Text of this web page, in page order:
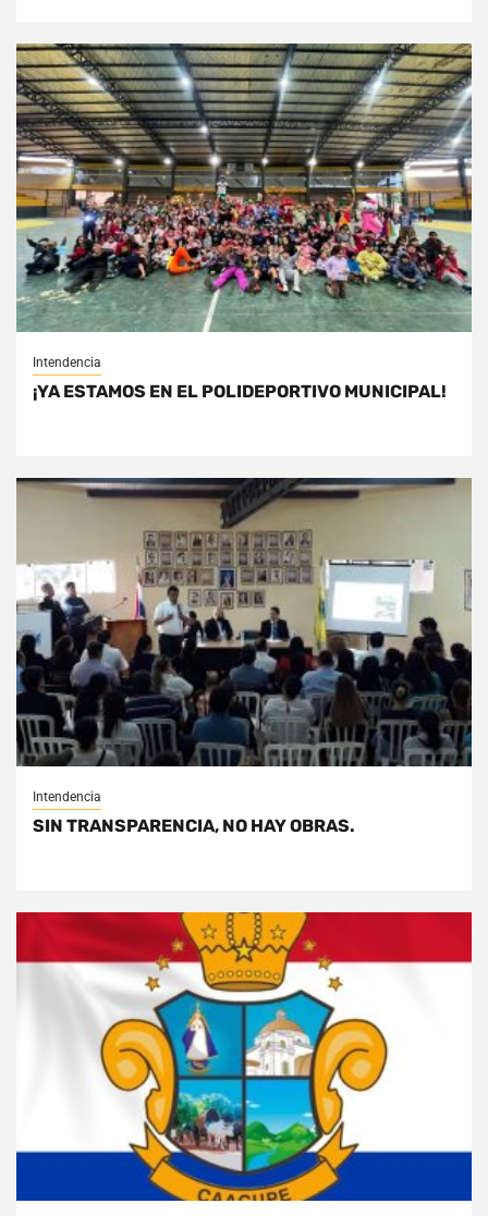
Intendencia
¡YA ESTAMOS EN EL POLIDEPORTIVO MUNICIPAL!
Intendencia
SIN TRANSPARENCIA, NO HAY OBRAS.